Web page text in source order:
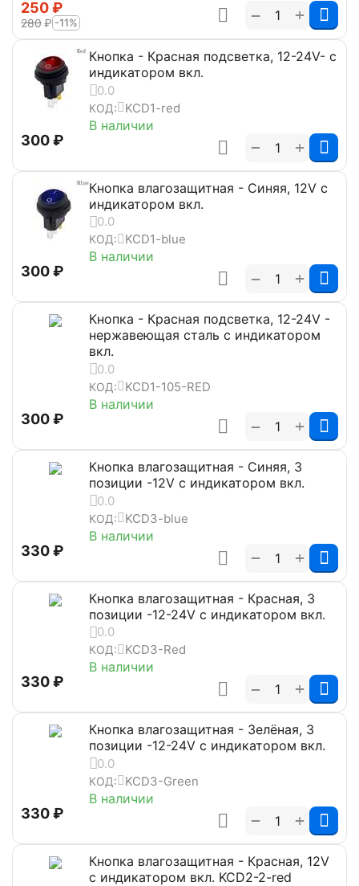
‍250‍₽
‍280‍₽ -11% +
−
Кнопка - Красная подсветка, 12-24V- с
индикатором вкл.
0.0
КОД: KCD1-red
В наличии
‍300‍₽ +
−
Кнопка влагозащитная - Синяя, 12V с
индикатором вкл.
0.0
КОД: KCD1-blue
В наличии
‍300‍₽ +
−
Кнопка - Красная подсветка, 12-24V -
нержавеющая сталь с индикатором
вкл.
0.0
КОД: KCD1-105-RED
В наличии
‍300‍₽ +
−
Кнопка влагозащитная - Синяя, 3
позиции -12V с индикатором вкл.
0.0
КОД: KCD3-blue
В наличии
‍330‍₽ +
−
Кнопка влагозащитная - Красная, 3
позиции -12-24V с индикатором вкл.
0.0
КОД: KCD3-Red
В наличии
‍330‍₽ +
−
Кнопка влагозащитная - Зелёная, 3
позиции -12-24V с индикатором вкл.
0.0
КОД: KCD3-Green
В наличии
‍330‍₽ +
−
Кнопка влагозащитная - Красная, 12V
с индикатором вкл. KCD2-2-red